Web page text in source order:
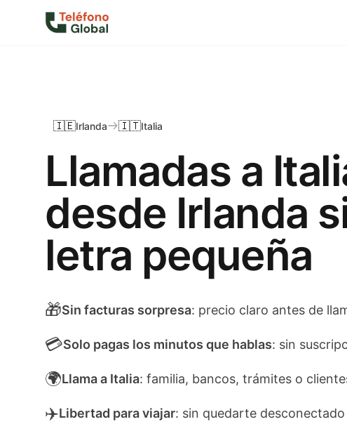
Llamadas a
desde Irlanda
letra pequeña
🇮🇪Irlanda 🇮🇹Italia
🎁Sin facturas sorpresa: precio claro antes de
💳Solo pagas los minutos que hablas: sin
🌍Llama a Italia: familia, bancos, trámites o
✈️Libertad para viajar: sin quedarte desconectado